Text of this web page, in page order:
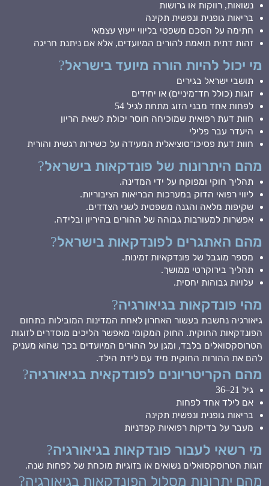
נשואות, רווקות או גרושות
בריאות גופנית ונפשית תקינה
חתימה על הסכם משפטי בליווי ייעוץ עצמאי
זהות דתית תואמת להורים המיועדים, אלא אם ניתנת חריגה
מי יכול להיות הורה מיועד בישראל?
תושבי ישראל בגירים
זוגות (כולל חד־מיניים) או יחידים
לפחות אחד מבני הזוג מתחת לגיל 54
חוות דעת רפואית שמוכיחה חוסר יכולת לשאת הריון
היעדר עבר פלילי
חוות דעת פסיכו־סוציאלית המעידה על כשירות רגשית והורית
מהם היתרונות של פונדקאות בישראל?
תהליך חוקי ומפוקח על ידי המדינה.
ליווי רפואי הדוק במערכות הבריאות הציבוריות.
שקיפות מלאה והגנה משפטית לשני הצדדים.
אפשרות למעורבות גבוהה של ההורים בהיריון ובלידה.
מהם האתגרים לפונדקאות בישראל?
מספר מוגבל של פונדקאיות זמינות.
תהליך בירוקרטי ממושך.
עלויות גבוהות יחסית.
מהי פונדקאות בגיאורגיה?
גיאורגיה נחשבת בעשור האחרון לאחת המדינות המובילות בתחום
הפונדקאות החוקית. החוק המקומי מאפשר הליכים מוסדרים לזוגות
הטרוסקסואלים בלבד, ומגן על ההורים המיועדים בכך שהוא מעניק
להם את ההורות החוקית מיד עם לידת הילד.
מהם הקריטריונים לפונדקאית בגיאורגיה?
גיל 21–36
אם לילד אחד לפחות
בריאות גופנית ונפשית תקינה
מעבר על בדיקות רפואיות קפדניות
מי רשאי לעבור פונדקאות בגיאורגיה?
זוגות הטרוסקסואלים נשואים או בזוגיות מוכחת של לפחות שנה.
מהם יתרונות מסלול הפונדקאות בגיאורגיה?